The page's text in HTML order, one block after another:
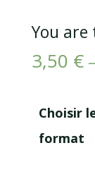
You
3,50 €–
Choisir
format